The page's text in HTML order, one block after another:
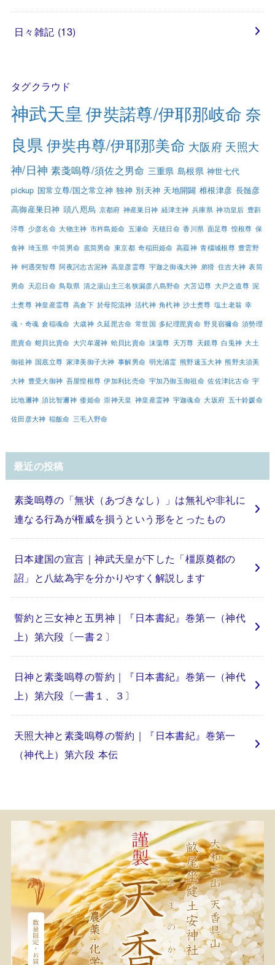
日々雑記 (13)
タグクラウド
神武天皇 伊奘諾尊/伊耶那岐命 奈
良県 伊奘冉尊/伊耶那美命 大阪府 天照大
神/日神 素戔嗚尊/須佐之男命 三重県 島根県 神世七代
pickup 国常立尊/国之常立神 独神 別天神 天地開闢 椎根津彦 長髄彦
高御産巣日神 頭八咫烏 京都府 神産巣日神 経津主神 兵庫県 神功皇后 豊斟
渟尊 少彦名命 大物主神 市杵島姫命 五瀬命 天穂日命 香川県 面足尊 惶根尊 保
食神 埼玉県 中筒男命 底筒男命 東京都 奇稲田姫命 高龗神 青橿城根尊 豊雲野
神 軻遇突智尊 阿夜訶志古泥神 高皇彦霊尊 宇迦之御魂大神 弟猾 住吉大神 表筒
男命 天忍日命 鳥取県 清之湯山主三名狭漏彦八島野命 大苫辺尊 大戸之道尊 泥
土煑尊 神皇産霊尊 高倉下 於母陀流神 活杙神 角杙神 沙土煑尊 塩土老翁 幸
魂・奇魂 倉稲魂命 大歳神 久延毘古命 常世国 多紀理毘賣命 野見宿禰命 須勢理
毘賣命 蚶貝比賣命 大穴牟遲神 蛤貝比賣命 沫蕩尊 天万尊 天鏡尊 白兎神 大土
御祖神 国底立尊 家津美御子大神 事解男命 明光浦霊 熊野速玉大神 熊野夫須美
大神 豊受大御神 吾屋惶根尊 伊加利比売命 宇加乃御玉御祖命 佐佐津比古命 宇
比地邇神 須比智邇神 倭姫命 崇神天皇 神皇産霊神 宇迦魂命 大坂府 五十鈴媛命
佐田彦大神 稲飯命 三毛入野命
最近の投稿
素戔嗚尊の「無状（あづきなし）」は無礼や非礼に
連なる行為が権威を損うという形をとったもの
日本建国の宣言｜神武天皇が下した「橿原奠都の
詔」と八紘為宇を分かりやすく解説します
誓約と三女神と五男神｜『日本書紀』巻第一（神代
上）第六段〔一書２〕
日神と素戔嗚尊の誓約｜『日本書紀』巻第一（神代
上）第六段〔一書１、３〕
天照大神と素戔嗚尊の誓約｜『日本書紀』巻第一
（神代上）第六段 本伝